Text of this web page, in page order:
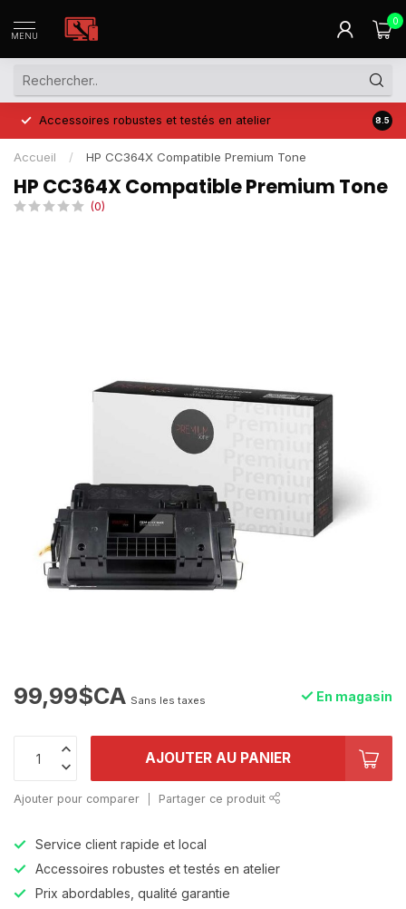
MENU
0
Accessoires robustes et testés en atelier Prix
8.5
Accueil / HP CC364X Compatible Premium Tone
HP CC364X Compatible Premium Tone
(0)
99,99$CA Sans les taxes En magasin
AJOUTER AU PANIER
Ajouter pour comparer Partager ce produit
Service client rapide et local
Accessoires robustes et testés en atelier
Prix abordables, qualité garantie